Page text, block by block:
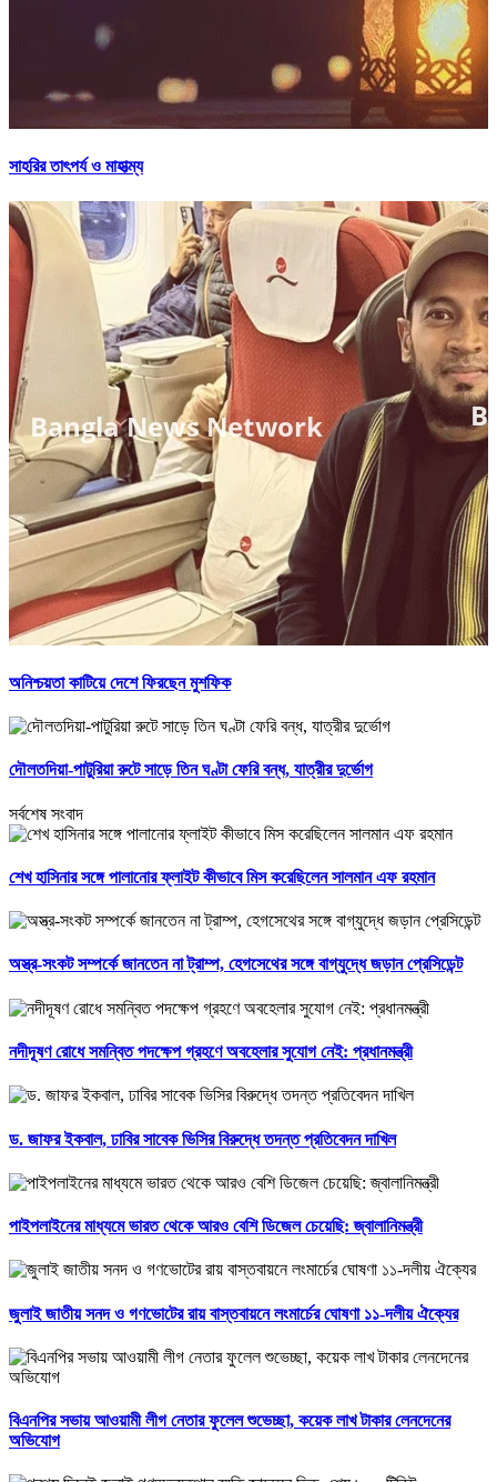
সাহরির তাৎপর্য ও মাহাত্ম্য
অনিশ্চয়তা কাটিয়ে দেশে ফিরছেন মুশফিক
দৌলতদিয়া-পাটুরিয়া রুটে সাড়ে তিন ঘণ্টা ফেরি বন্ধ, যাত্রীর দুর্ভোগ
সর্বশেষ সংবাদ
শেখ হাসিনার সঙ্গে পালানোর ফ্লাইট কীভাবে মিস করেছিলেন সালমান এফ রহমান
অস্ত্র-সংকট সম্পর্কে জানতেন না ট্রাম্প, হেগসেথের সঙ্গে বাগ্‌যুদ্ধে জড়ান প্রেসিডেন্ট
নদীদূষণ রোধে সমন্বিত পদক্ষেপ গ্রহণে অবহেলার সুযোগ নেই: প্রধানমন্ত্রী
ড. জাফর ইকবাল, ঢাবির সাবেক ভিসির বিরুদ্ধে তদন্ত প্রতিবেদন দাখিল
পাইপলাইনের মাধ্যমে ভারত থেকে আরও বেশি ডিজেল চেয়েছি: জ্বালানিমন্ত্রী
জুলাই জাতীয় সনদ ও গণভোটের রায় বাস্তবায়নে লংমার্চের ঘোষণা ১১-দলীয় ঐক্যের
বিএনপির সভায় আওয়ামী লীগ নেতার ফুলেল শুভেচ্ছা, কয়েক লাখ টাকার লেনদেনের
অভিযোগ